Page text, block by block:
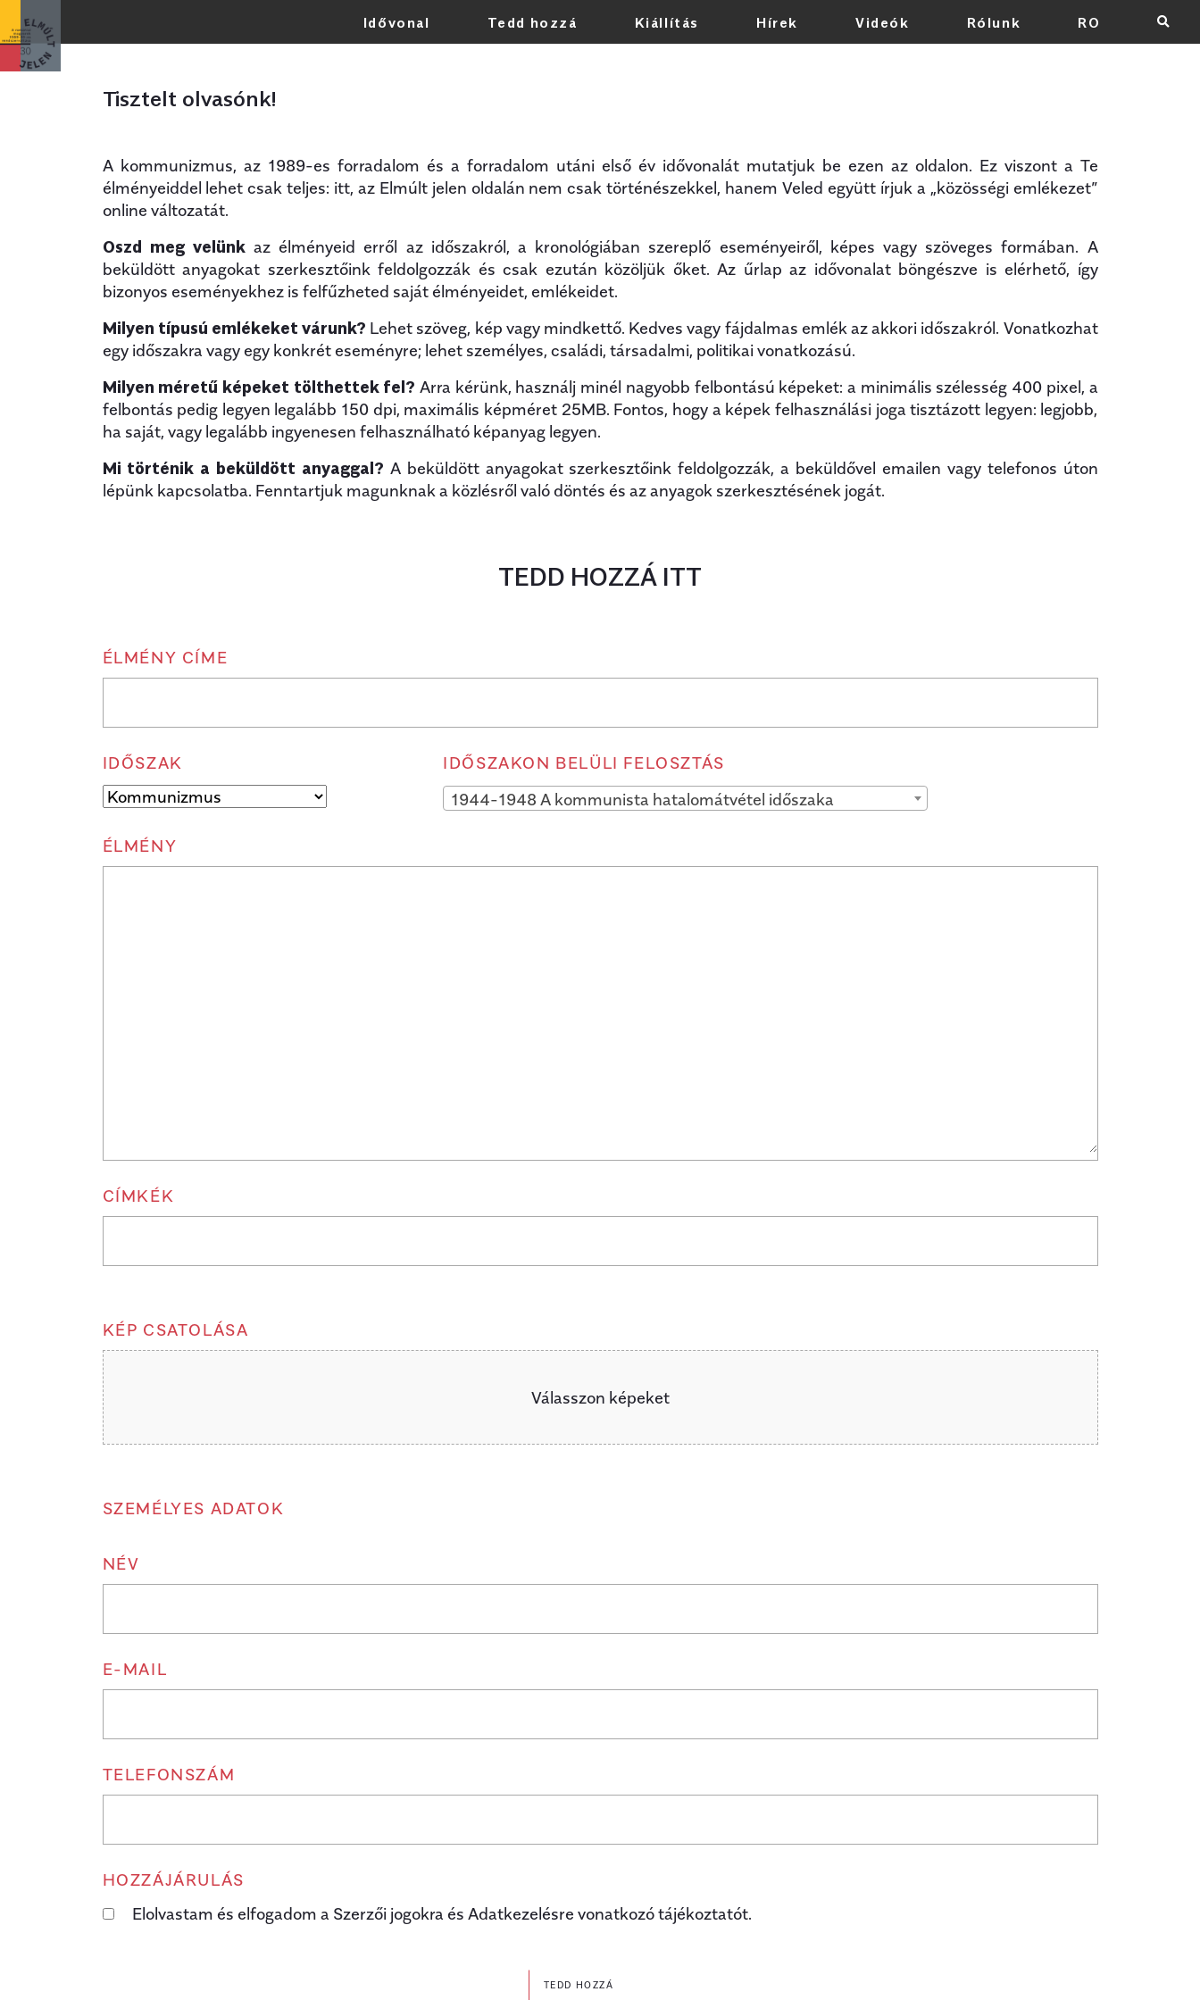
Idővonal Tedd hozzá Kiállítás Hírek Videók Rólunk RO
×
Tisztelt olvasónk!
A kommunizmus, az 1989-es forradalom és a forradalom utáni első év idővonalát mutatjuk be ezen az oldalon. Ez viszont a Te
élményeiddel lehet csak teljes: itt, az Elmúlt jelen oldalán nem csak történészekkel, hanem Veled együtt írjuk a „közösségi emlékezet”
online változatát.
Oszd meg velünkaz élményeid erről az időszakról, a kronológiában szereplő eseményeiről, képes vagy szöveges formában. A
beküldött anyagokat szerkesztőink feldolgozzák és csak ezután közöljük őket. Az űrlap az idővonalat böngészve is elérhető, így
bizonyos eseményekhez is felfűzheted saját élményeidet, emlékeidet.
Milyen típusú emlékeket várunk? Lehet szöveg, kép vagy mindkettő. Kedves vagy fájdalmas emlék az akkori időszakról. Vonatkozhat
egy időszakra vagy egy konkrét eseményre; lehet személyes, családi, társadalmi, politikai vonatkozású.
Milyen méretű képeket tölthettek fel? Arra kérünk, használj minél nagyobb felbontású képeket: a minimális szélesség 400 pixel, a
felbontás pedig legyen legalább 150 dpi, maximális képméret 25MB. Fontos, hogy a képek felhasználási joga tisztázott legyen: legjobb,
ha saját, vagy legalább ingyenesen felhasználható képanyag legyen.
Mi történik a beküldött anyaggal? A beküldött anyagokat szerkesztőink feldolgozzák, a beküldővel emailen vagy telefonos úton
lépünk kapcsolatba. Fenntartjuk magunknak a közlésről való döntés és az anyagok szerkesztésének jogát.
TEDD HOZZÁ ITT
ÉLMÉNY CÍME
IDŐSZAK
IDŐSZAKON BELÜLI FELOSZTÁS
1944-1948 A kommunista hatalomátvétel időszaka
ÉLMÉNY
CÍMKÉK
KÉP CSATOLÁSA
Válasszon képeket
SZEMÉLYES ADATOK
NÉV
E-MAIL
TELEFONSZÁM
HOZZÁJÁRULÁS
Elolvastam és elfogadom a Szerzői jogokra és Adatkezelésre vonatkozó tájékoztatót.
TEDD HOZZÁ